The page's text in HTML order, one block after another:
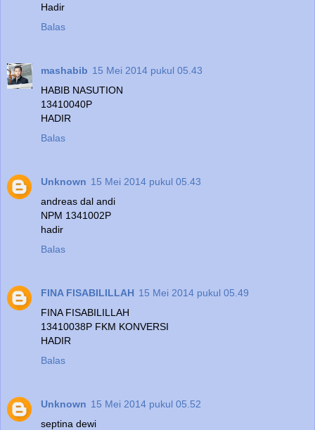
Hadir
Balas
mashabib 15 Mei 2014 pukul 05.43
HABIB NASUTION
13410040P
HADIR
Balas
Unknown 15 Mei 2014 pukul 05.43
andreas dal andi
NPM 1341002P
hadir
Balas
FINA FISABILILLAH 15 Mei 2014 pukul 05.49
FINA FISABILILLAH
13410038P FKM KONVERSI
HADIR
Balas
Unknown 15 Mei 2014 pukul 05.52
septina dewi